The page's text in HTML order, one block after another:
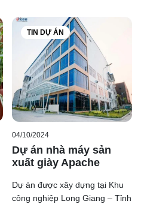
TIN DỰ ÁN
04/10/2024
Dự án nhà máy sản
xuất giày Apache
Dự án được xây dựng tại Khu
công nghiệp Long Giang – Tỉnh